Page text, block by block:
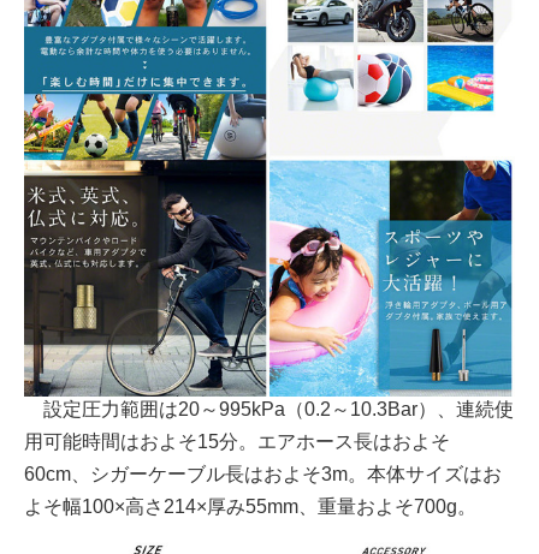
設定圧力範囲は20～995kPa（0.2～10.3Bar）、連続使
用可能時間はおよそ15分。エアホース長はおよそ
60cm、シガーケーブル長はおよそ3m。本体サイズはお
よそ幅100×高さ214×厚み55mm、重量およそ700g。